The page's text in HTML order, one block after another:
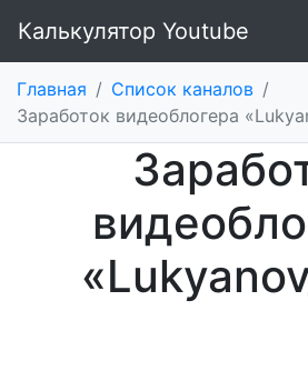
Калькулятор Youtube
Главная / Список каналов /
Заработок видеоблогера